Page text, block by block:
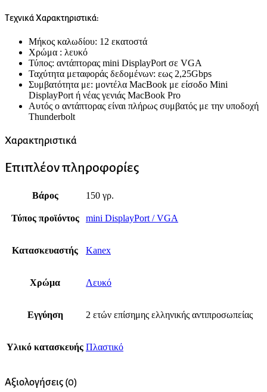
Τεχνικά Χαρακτηριστικά:
Μήκος καλωδίου: 12 εκατοστά
Χρώμα : λευκό
Τύπος: αντάπτορας mini DisplayPort σε VGA
Ταχύτητα μεταφοράς δεδομένων: εως 2,25Gbps
Συμβατότητα με: μοντέλα MacBook με είσοδο Mini
DisplayPort ή νέας γενιάς MacBook Pro
Αυτός ο αντάπτορας είναι πλήρως συμβατός με την υποδοχή
Thunderbolt
Χαρακτηριστικά
Επιπλέον πληροφορίες
Βάρος 150 γρ.
Τύπος προϊόντος mini DisplayPort / VGA
Κατασκευαστής Kanex
Χρώμα Λευκό
Εγγύηση 2 ετών επίσημης ελληνικής αντιπροσωπείας
Υλικό κατασκευής Πλαστικό
Αξιολογήσεις (0)